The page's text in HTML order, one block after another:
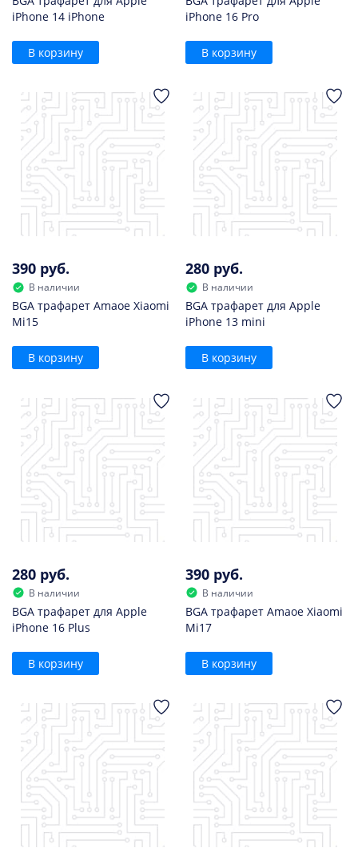
iPhone 14 iPhone
В корзину
iPhone 16 Pro
В корзину
390 руб.
В наличии
BGA трафарет Amaoe Xiaomi
Mi15
В корзину
280 руб.
В наличии
BGA трафарет для Apple
iPhone 13 mini
В корзину
280 руб.
В наличии
BGA трафарет для Apple
iPhone 16 Plus
В корзину
390 руб.
В наличии
BGA трафарет Amaoe Xiaomi
Mi17
В корзину